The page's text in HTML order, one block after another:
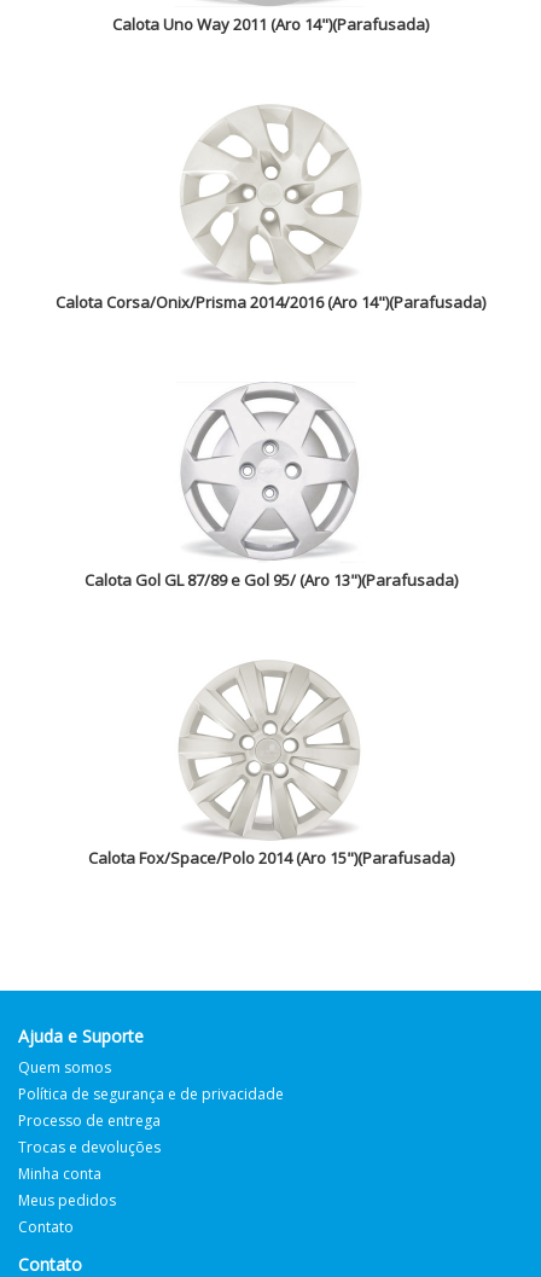
Calota Uno Way 2011 (Aro 14")(Parafusada)
Calota Corsa/Onix/Prisma 2014/2016 (Aro 14")(Parafusada)
Calota Gol GL 87/89 e Gol 95/ (Aro 13")(Parafusada)
Calota Fox/Space/Polo 2014 (Aro 15")(Parafusada)
Ajuda e Suporte
Quem somos
Política de segurança e de privacidade
Processo de entrega
Trocas e devoluções
Minha conta
Meus pedidos
Contato
Contato